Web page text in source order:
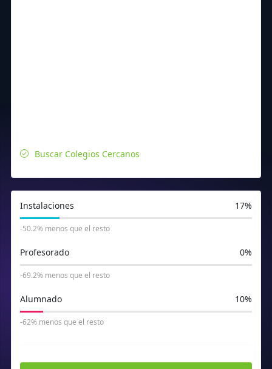
Buscar Colegios Cercanos
Instalaciones 17%
-50.2% menos que el resto
Profesorado 0%
-69.2% menos que el resto
Alumnado 10%
-62% menos que el resto